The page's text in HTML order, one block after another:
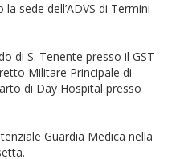
sede dell’ADVS di Termini
di S. Tenente presso il GST
Militare Principale di
di Day Hospital presso
Guardia Medica nella